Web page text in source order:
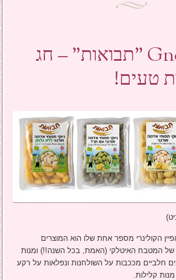
Gnocchi "תבואות" – חג
טעים!
הקולינרי מספר אחת שלו הוא המוצרים
של המטבח האיטלקי (האמת, בכל השנה!!) ומנות
חלביים מככבות על השולחנות ונפלאות על רקע
קלילות.